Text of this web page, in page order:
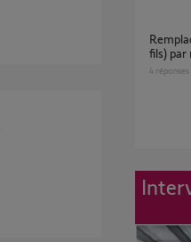
Remplacement moteur volet roulant filaire (4
fils) par
4 réponses